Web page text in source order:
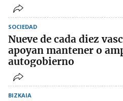
SOCIEDAD
Nueve de cada diez
apoyan mantener o
autogobierno
BIZKAIA